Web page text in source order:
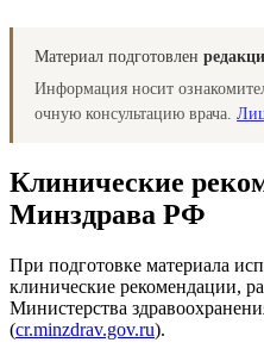
Материал подготовлен
Информация носит
очную консультацию врача.
Клинические
Минздрава РФ
При подготовке материала
клинические рекомендации,
Министерства
(cr.minzdrav.gov.ru).